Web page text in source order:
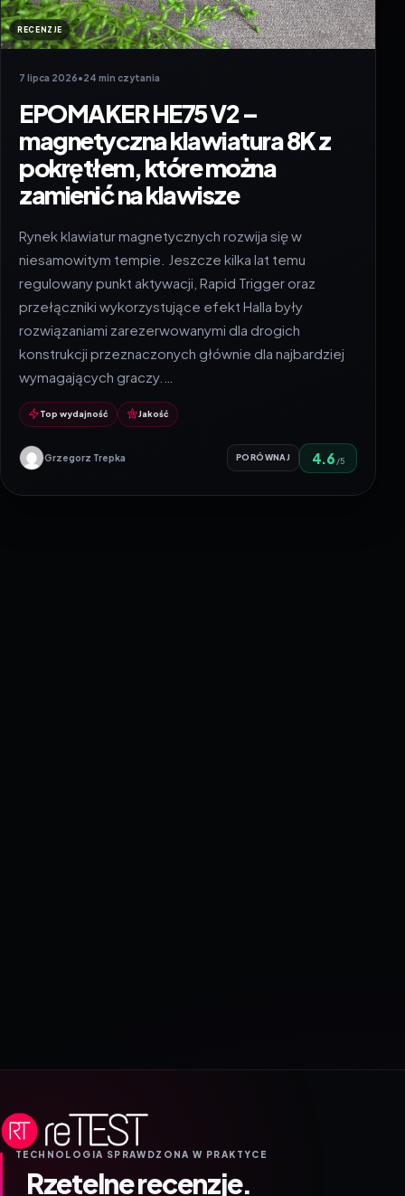
RECENZJE
7 lipca 2026•24 min czytania
EPOMAKER HE75 V2 –
magnetyczna klawiatura 8K z
pokrętłem, które można
zamienić na klawisze
Rynek klawiatur magnetycznych rozwija się w
niesamowitym tempie. Jeszcze kilka lat temu
regulowany punkt aktywacji, Rapid Trigger oraz
przełączniki wykorzystujące efekt Halla były
rozwiązaniami zarezerwowanymi dla drogich
konstrukcji przeznaczonych głównie dla najbardziej
wymagających graczy.…
Top wydajność Jakość
Grzegorz Trepka PORÓWNAJ 4.6 /5
TECHNOLOGIA SPRAWDZONA W PRAKTYCE
Rzetelne recenzje.